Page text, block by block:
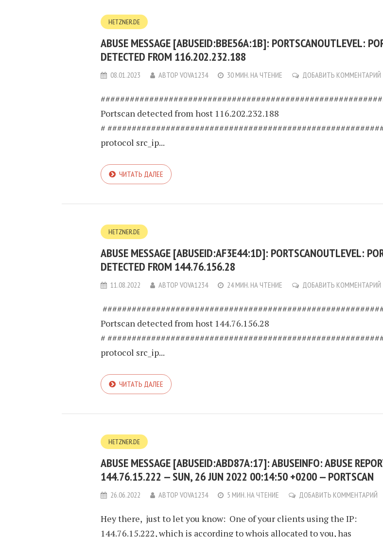
HETZNER.DE
ABUSE MESSAGE [ABUSEID:BBE56A:1B]: PORTSCANOUTLEVEL:
DETECTED FROM 116.202.232.188
08.01.2023 АВТОР VOVA1234 30 МИН. НА ЧТЕНИЕ ДОБАВИТЬ КОММЕНТАРИЙ
Portscan detected from host 116.202.232.188
#
protocol src_ip...
ЧИТАТЬ ДАЛЕЕ
HETZNER.DE
ABUSE MESSAGE [ABUSEID:AF3E44:1D]: PORTSCANOUTLEVEL:
DETECTED FROM 144.76.156.28
11.08.2022 АВТОР VOVA1234 24 МИН. НА ЧТЕНИЕ ДОБАВИТЬ КОММЕНТАРИЙ
Portscan detected from host 144.76.156.28
#
protocol src_ip...
ЧИТАТЬ ДАЛЕЕ
HETZNER.DE
ABUSE MESSAGE [ABUSEID:ABD87A:17]: ABUSEINFO: ABUSE
144.76.15.222 — SUN, 26 JUN 2022 00:14:50 +0200 — PORTSCAN
26.06.2022 АВТОР VOVA1234 5 МИН. НА ЧТЕНИЕ ДОБАВИТЬ КОММЕНТАРИЙ
Hey there, just to let you know: One of your clients using the IP:
144.76.15.222, which is according to whois allocated to you, has